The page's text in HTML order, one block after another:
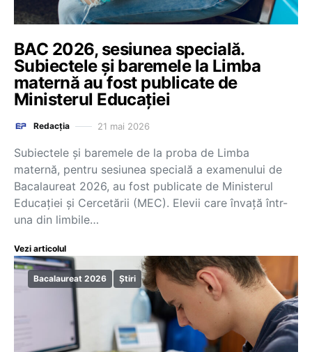
BAC 2026, sesiunea specială.
Subiectele și baremele la Limba
maternă au fost publicate de
Ministerul Educației
Redacția 21 mai 2026
Subiectele și baremele de la proba de Limba
maternă, pentru sesiunea specială a examenului de
Bacalaureat 2026, au fost publicate de Ministerul
Educației și Cercetării (MEC). Elevii care învață într-
una din limbile…
Vezi articolul
Bacalaureat 2026 Știri